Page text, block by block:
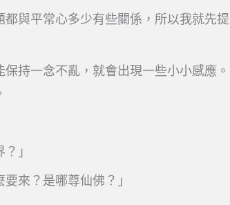
與平常心多少有些關係，所以我就先提
持一念不亂，就會出現一些小小感應。
」
來？是哪尊仙佛？」